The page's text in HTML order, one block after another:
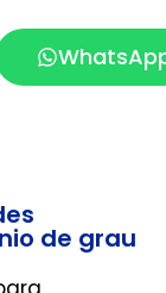
de grau